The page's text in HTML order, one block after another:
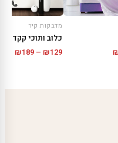
מדבקות קיר
כלוב ותוכי קקדו
₪129
–
₪189